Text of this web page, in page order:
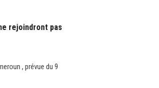
rejoindront pas
, prévue du 9